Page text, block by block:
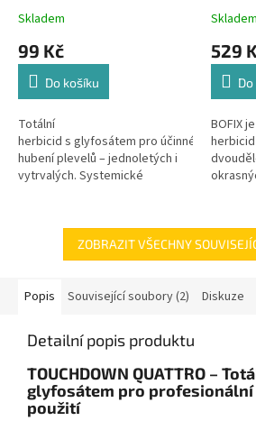
Skladem
99 Kč
Do košíku
Totální
herbicid s glyfosátem pro účinné
hubení plevelů – jednoletých i
vytrvalých. Systemické
Skladem
529
BOFIX
ZOBRAZIT VŠECHNY
Popis Související soubory (2) Diskuze
Detailní popis produktu
TOUCHDOWN QUATTRO –
glyfosátem pro profesionální
použití